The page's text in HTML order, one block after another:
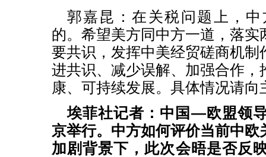
郭嘉昆：在关税问题上，
的。希望美方同中方一道，落实
要共识，发挥中美经贸磋商机制
进共识、减少误解、加强合作，
康、可持续发展。具体情况请向
埃菲社记者：中国—欧盟领
京举行。中方如何评价当前中欧
加剧背景下，此次会晤是否反